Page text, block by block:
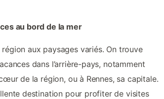
au bord de la mer
aux paysages variés. On trouve
dans l’arrière-pays, notamment
de la région, ou à Rennes, sa capitale.
destination pour profiter de visites